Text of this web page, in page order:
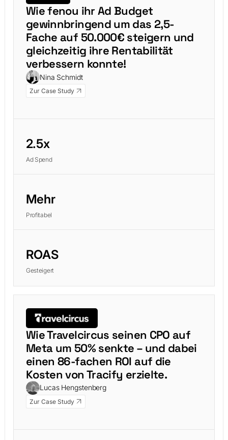
Wie fenou ihr Ad Budget
gewinnbringend um das 2,5-
Fache auf 50.000€ steigern und
gleichzeitig ihre Rentabilität
verbessern konnte!
Nina Schmidt
Zur Case Study
2.5x
Ad Spend
Mehr
Profitabel
ROAS
Gesteigert
Wie Travelcircus seinen CPO auf
Meta um 50% senkte – und dabei
einen 86-fachen ROI auf die
Kosten von Tracify erzielte.
Lucas Hengstenberg
Zur Case Study